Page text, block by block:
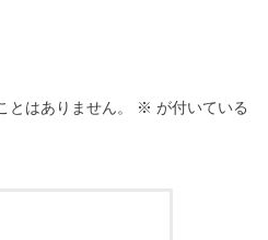
とはありません。 ※ が付いている